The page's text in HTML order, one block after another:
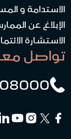
الاستدامة و
الإبلاغ عن
الاستشارة
تواصل